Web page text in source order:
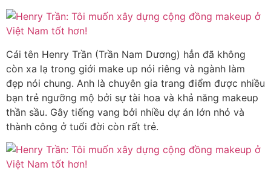
Cái tên Henry Trần (Trần Nam Dương) hẳn đã không
còn xa lạ trong giới make up nói riêng và ngành làm
đẹp nói chung. Anh là chuyên gia trang điểm được nhiều
bạn trẻ ngưỡng mộ bởi sự tài hoa và khả năng makeup
thần sầu. Gây tiếng vang bởi nhiều dự án lớn nhỏ và
thành công ở tuổi đời còn rất trẻ.